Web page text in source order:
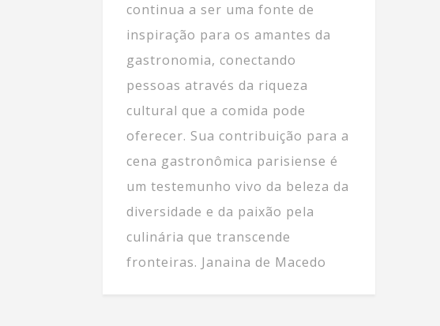
continua a ser uma fonte de
inspiração para os amantes da
gastronomia, conectando
pessoas através da riqueza
cultural que a comida pode
oferecer. Sua contribuição para a
cena gastronômica parisiense é
um testemunho vivo da beleza da
diversidade e da paixão pela
culinária que transcende
fronteiras. Janaina de Macedo